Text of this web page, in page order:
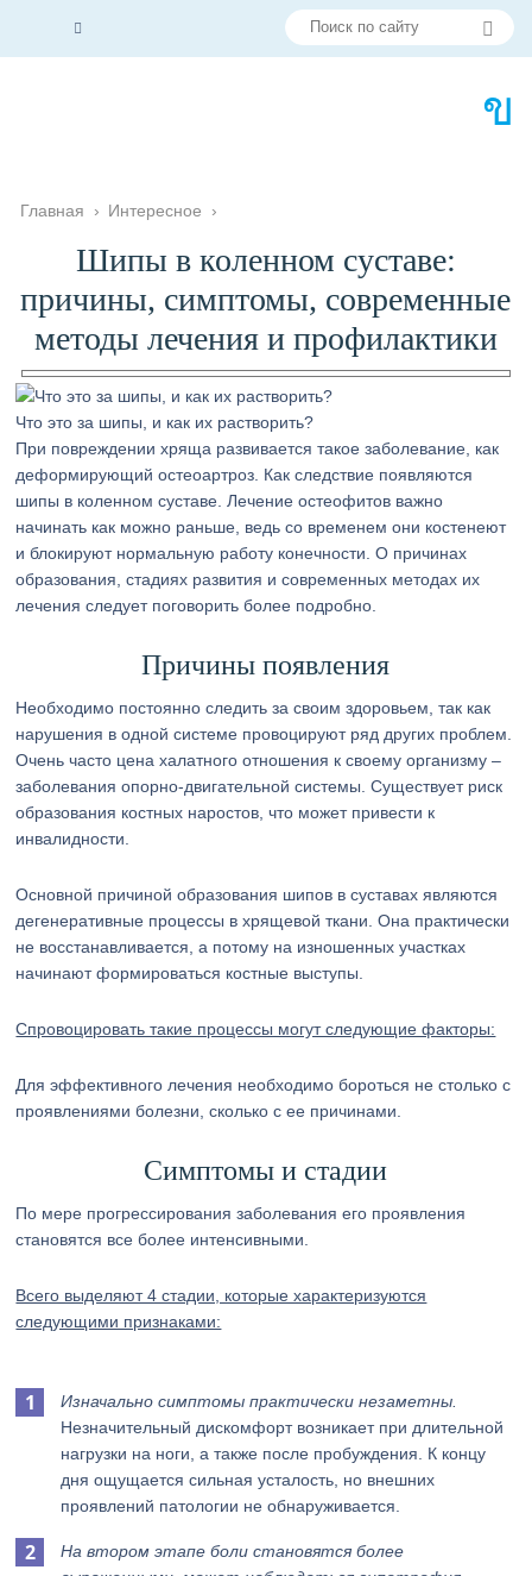
Главная › Интересное ›
Шипы в коленном суставе:
причины, симптомы, современные
методы лечения и профилактики
Что это за шипы, и как их растворить?
При повреждении хряща развивается такое заболевание, как
деформирующий остеоартроз. Как следствие появляются
шипы в коленном суставе. Лечение остеофитов важно
начинать как можно раньше, ведь со временем они костенеют
и блокируют нормальную работу конечности. О причинах
образования, стадиях развития и современных методах их
лечения следует поговорить более подробно.
Причины появления
Необходимо постоянно следить за своим здоровьем, так как
нарушения в одной системе провоцируют ряд других проблем.
Очень часто цена халатного отношения к своему организму –
заболевания опорно-двигательной системы. Существует риск
образования костных наростов, что может привести к
инвалидности.
Основной причиной образования шипов в суставах являются
дегенеративные процессы в хрящевой ткани. Она практически
не восстанавливается, а потому на изношенных участках
начинают формироваться костные выступы.
Спровоцировать такие процессы могут следующие факторы:
Для эффективного лечения необходимо бороться не столько с
проявлениями болезни, сколько с ее причинами.
Симптомы и стадии
По мере прогрессирования заболевания его проявления
становятся все более интенсивными.
Всего выделяют 4 стадии, которые характеризуются
следующими признаками:
Изначально симптомы практически незаметны.
Незначительный дискомфорт возникает при длительной
нагрузки на ноги, а также после пробуждения. К концу
дня ощущается сильная усталость, но внешних
проявлений патологии не обнаруживается.
На втором этапе боли становятся более